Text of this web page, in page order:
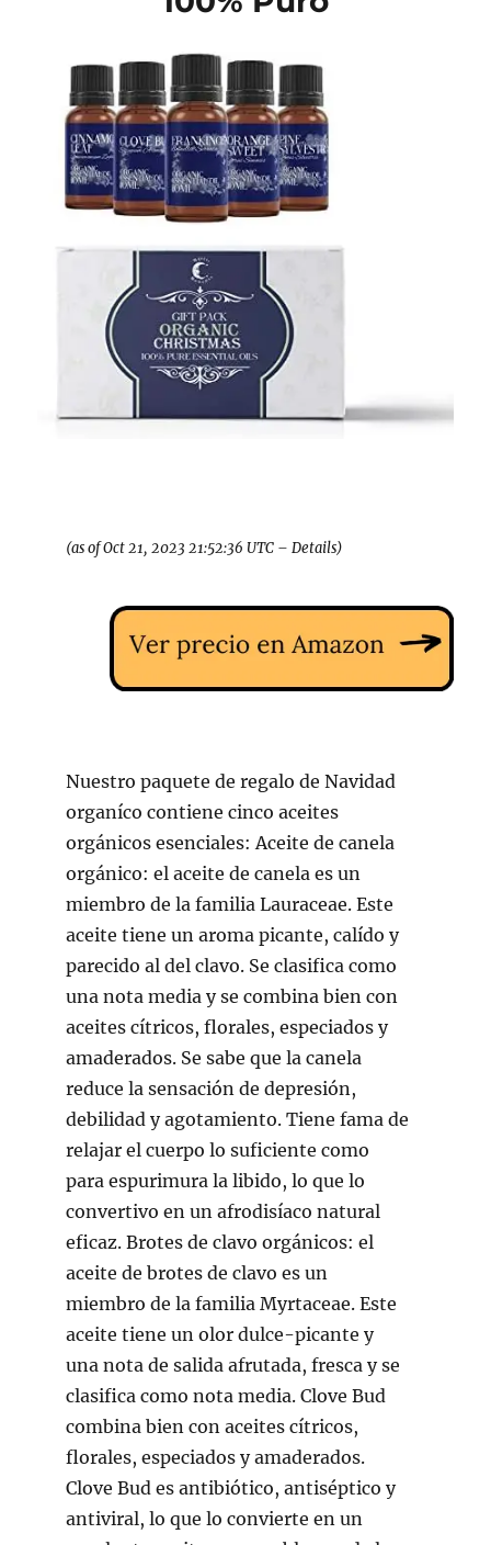
(as of Oct 21, 2023 21:52:36 UTC – Details)
Nuestro paquete de regalo de Navidad
organíco contiene cinco aceites
orgánicos esenciales: Aceite de canela
orgánico: el aceite de canela es un
miembro de la familia Lauraceae. Este
aceite tiene un aroma picante, calído y
parecido al del clavo. Se clasifica como
una nota media y se combina bien con
aceites cítricos, florales, especiados y
amaderados. Se sabe que la canela
reduce la sensación de depresión,
debilidad y agotamiento. Tiene fama de
relajar el cuerpo lo suficiente como
para espurimura la libido, lo que lo
convertivo en un afrodisíaco natural
eficaz. Brotes de clavo orgánicos: el
aceite de brotes de clavo es un
miembro de la familia Myrtaceae. Este
aceite tiene un olor dulce-picante y
una nota de salida afrutada, fresca y se
clasifica como nota media. Clove Bud
combina bien con aceites cítricos,
florales, especiados y amaderados.
Clove Bud es antibiótico, antiséptico y
antiviral, lo que lo convierte en un